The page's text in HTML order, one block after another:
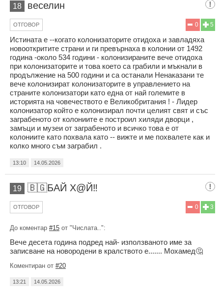
18 веселин
5
0
ОТГОВОР
Истината е --когато колонизаторите отидоха и завладяха
новооткритите страни и ги превърнаха в колонии от 1492
година -около 534 години - колонизираните вече отидоха
при колонизаторите и това което са грабили и мъкнали в
продължение на 500 години и са останали Ненаказани те
вече колонизират колонизаторите в управлението на
страните колонизатори като една от най големите в
историята на човечеството е Великобритания ! - Лидер
колонизатор който е колонизирал почти целият свят и със
заграбеното от колониите е построил хиляди дворци ,
замъци и музеи от заграбеното и всичко това е от
колониите като похвала като -- вижте и ме похвалете как и
колко много съм заграбил .
13:10 14.05.2026
19 🇧🇬БАЙ Х@Й‼️
3
0
ОТГОВОР
До коментар #15 от "Числата..":
Вече десета година подред най- използваното име за
записване на новородени в кралството е....... Мохамед🤔
Коментиран от #20
13:21 14.05.2026